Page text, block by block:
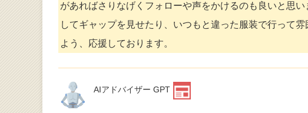
があればさりなげくフォローや声をかけるのも良いと思
してギャップを見せたり、いつもと違った服装で行って
よう、応援しております。
AIアドバイザー GPT